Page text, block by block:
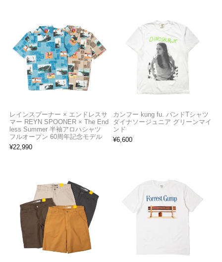
レインスプーナー × エンドレスサ
マー REYN SPOONER × The End
less Summer 半袖アロハシャツ
フルオープン 60周年記念モデル
¥22,990
カンフー kung fu. バンドTシャツ
ダイナソージュニア グリーンマイ
ンド
¥6,600